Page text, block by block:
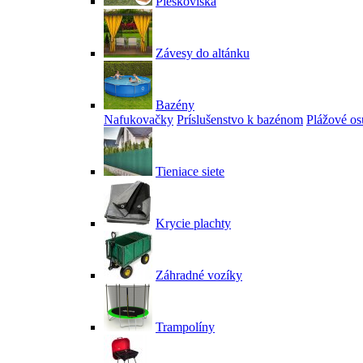
Závesy do altánku
Bazény
Nafukovačky Príslušenstvo k bazénom Plážové
Tieniace siete
Krycie plachty
Záhradné vozíky
Trampolíny